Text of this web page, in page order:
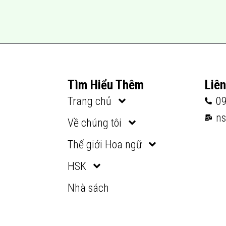
Tìm Hiểu Thêm
Trang chủ
Về chúng tôi
Thế giới Hoa ngữ
HSK
Nhà sách